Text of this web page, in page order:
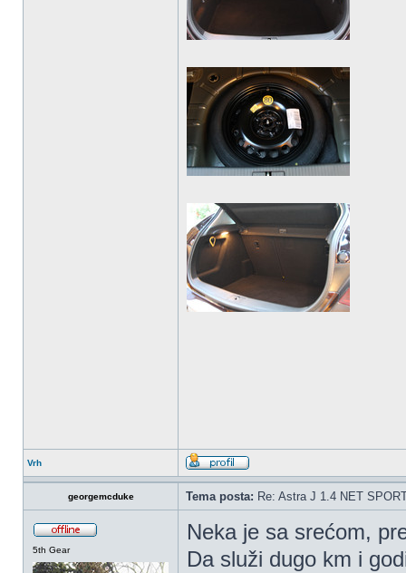
Vrh
georgemcduke Tema posta: Re: Astra J 1.4 NET
5th Gear
Neka je sa srećom,
Da služi dugo km i